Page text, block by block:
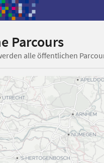
Parcours
alle öffentlichen